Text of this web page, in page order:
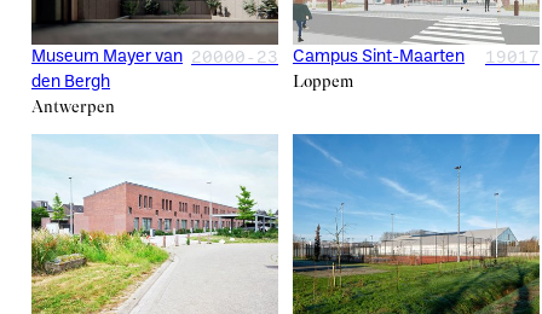
Museum Mayer van
den Bergh
20000-23
Antwerpen
Campus Sint-Maarten
19017
Loppem